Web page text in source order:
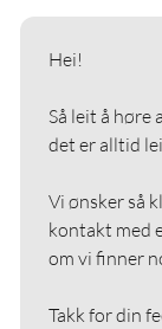
Hei!
Så leit å
det er alltid
Vi ønsker så
kontakt med
om vi finner
Takk for din